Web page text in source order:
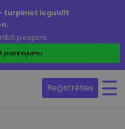
turpiniet ieguldīt
pieejami.
paziņojumu
Reģistrēties